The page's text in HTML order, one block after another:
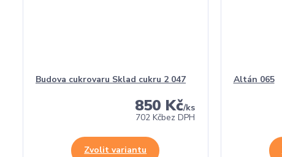
Budova cukrovaru Sklad cukru 2 047
850 Kč/ks
702 Kčbez DPH
Zvolit variantu
Altán 065